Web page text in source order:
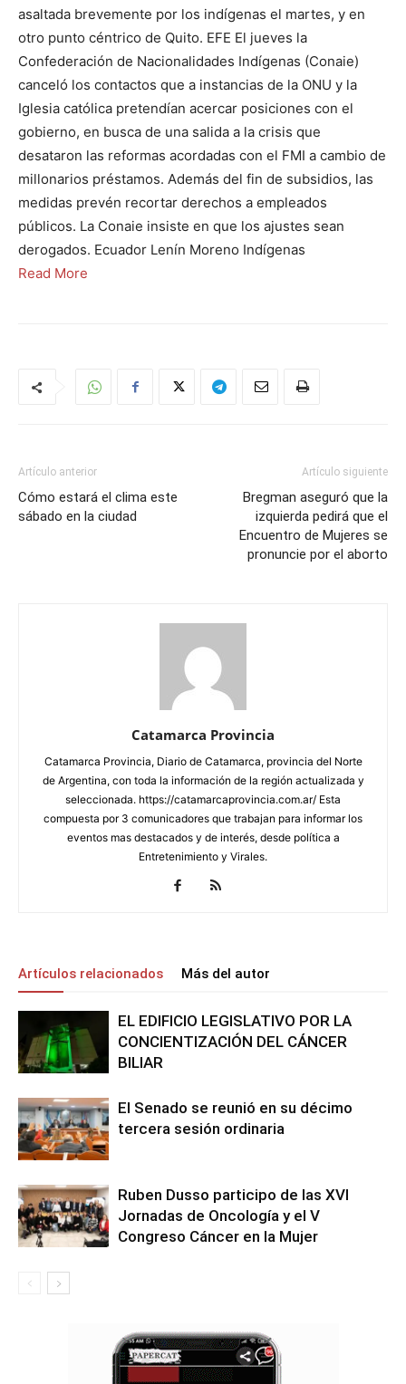
asaltada brevemente por los indígenas el martes, y en
otro punto céntrico de Quito. EFE El jueves la
Confederación de Nacionalidades Indígenas (Conaie)
canceló los contactos que a instancias de la ONU y la
Iglesia católica pretendían acercar posiciones con el
gobierno, en busca de una salida a la crisis que
desataron las reformas acordadas con el FMI a cambio de
millonarios préstamos. Además del fin de subsidios, las
medidas prevén recortar derechos a empleados
públicos. La Conaie insiste en que los ajustes sean
derogados. Ecuador Lenín Moreno Indígenas
Read More
Artículo anterior
Cómo estará el clima este
sábado en la ciudad
Artículo siguiente
Bregman aseguró que la
izquierda pedirá que el
Encuentro de Mujeres se
pronuncie por el aborto
Catamarca Provincia
Catamarca Provincia, Diario de Catamarca, provincia del Norte
de Argentina, con toda la información de la región actualizada y
seleccionada. https://catamarcaprovincia.com.ar/ Esta
compuesta por 3 comunicadores que trabajan para informar los
eventos mas destacados y de interés, desde política a
Entretenimiento y Virales.
Artículos relacionados Más del autor
EL EDIFICIO LEGISLATIVO POR LA
CONCIENTIZACIÓN DEL CÁNCER
BILIAR
El Senado se reunió en su décimo
tercera sesión ordinaria
Ruben Dusso participo de las XVI
Jornadas de Oncología y el V
Congreso Cáncer en la Mujer